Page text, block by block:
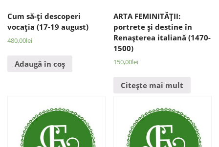
Cum să-ţi descoperi
vocaţia (17-19 august)
480,00lei
Adaugă în coș
ARTA FEMINITĂŢII:
portrete şi destine în
Renaşterea italiană (1470-
1500)
150,00lei
Citește mai mult